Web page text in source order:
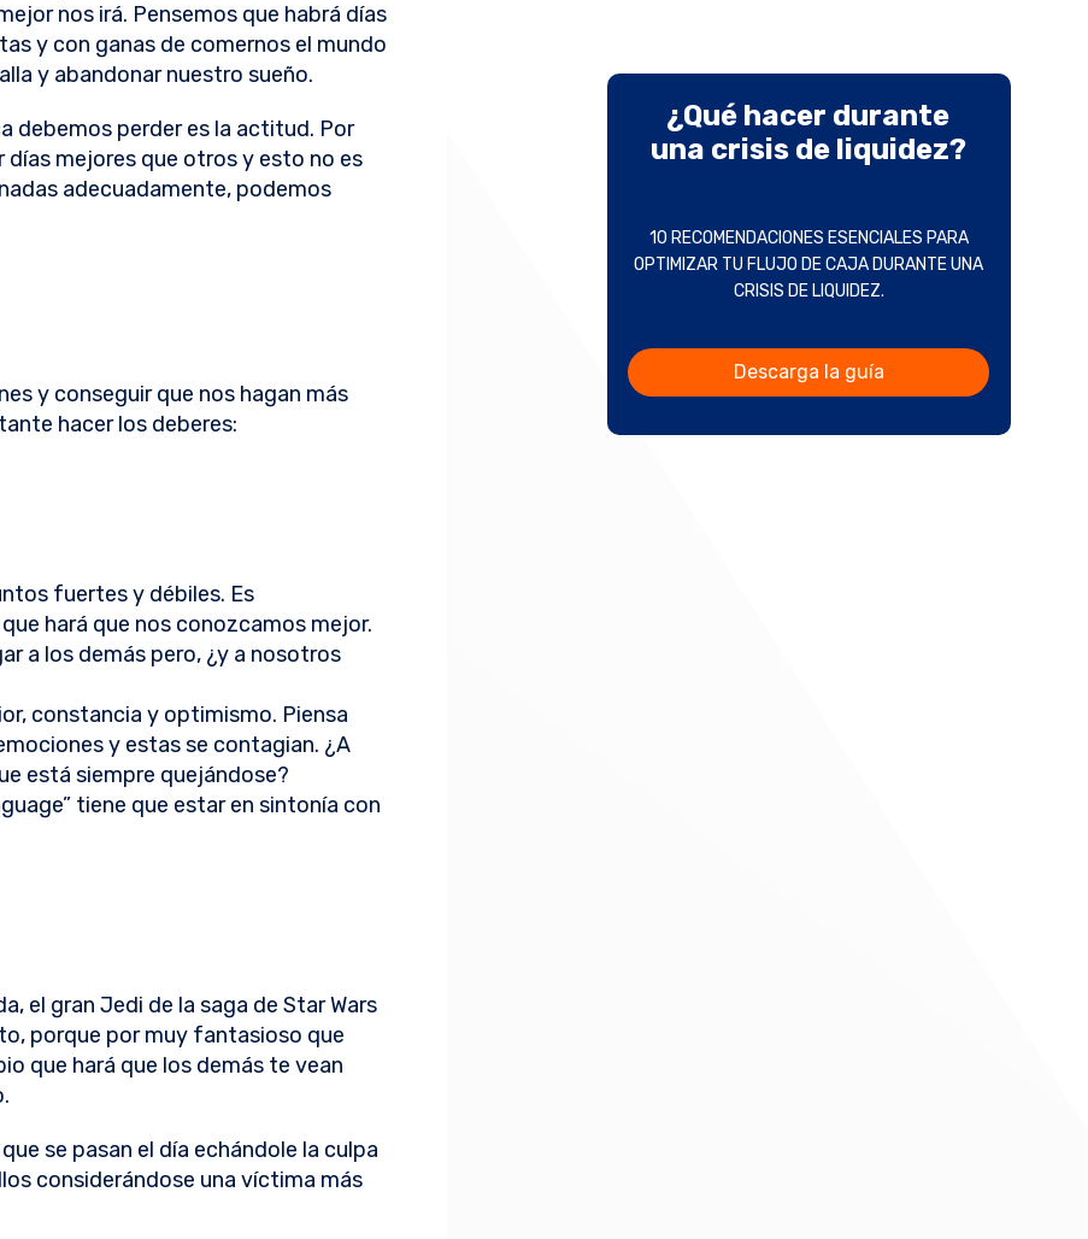
nos irá. Pensemos que habrá días
y con ganas de comernos el mundo
y abandonar nuestro sueño.
debemos perder es la actitud. Por
mejores que otros y esto no es
adecuadamente, podemos
y conseguir que nos hagan más
hacer los deberes:
fuertes y débiles. Es
hará que nos conozcamos mejor.
a los demás pero, ¿y a nosotros
constancia y optimismo. Piensa
y estas se contagian. ¿A
está siempre quejándose?
tiene que estar en sintonía con
el gran Jedi de la saga de Star Wars
porque por muy fantasioso que
que hará que los demás te vean
se pasan el día echándole la culpa
considerándose una víctima más
¿Qué hacer durante
una crisis de liquidez?
10 RECOMENDACIONES ESENCIALES PARA
OPTIMIZAR TU FLUJO DE CAJA DURANTE UNA
CRISIS DE LIQUIDEZ.
Descarga la guía